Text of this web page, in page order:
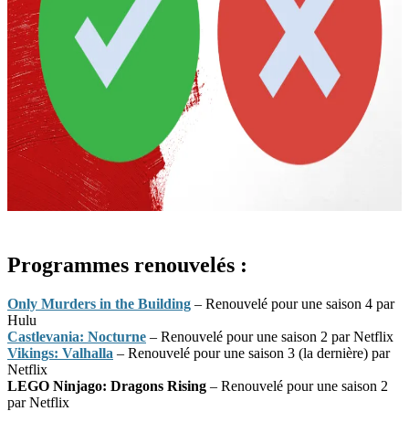
Programmes renouvelés :
Only Murders in the Building – Renouvelé pour une saison 4 par
Hulu
Castlevania: Nocturne – Renouvelé pour une saison 2 par Netflix
Vikings: Valhalla – Renouvelé pour une saison 3 (la dernière) par
Netflix
LEGO Ninjago: Dragons Rising – Renouvelé pour une saison 2
par Netflix